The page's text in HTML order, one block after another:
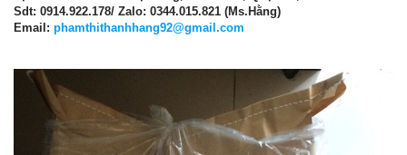
Sdt: 0914.922.178/ Zalo: 0344.015.821 (Ms.Hằng)
Email: phamthithanhhang92@gmail.com